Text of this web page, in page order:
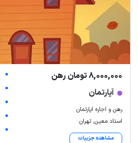
8,000,000 تومان رهن
آپارتمان
رهن و اجاره اپارتمان
استاد معین, تهران
مشاهده جزییات